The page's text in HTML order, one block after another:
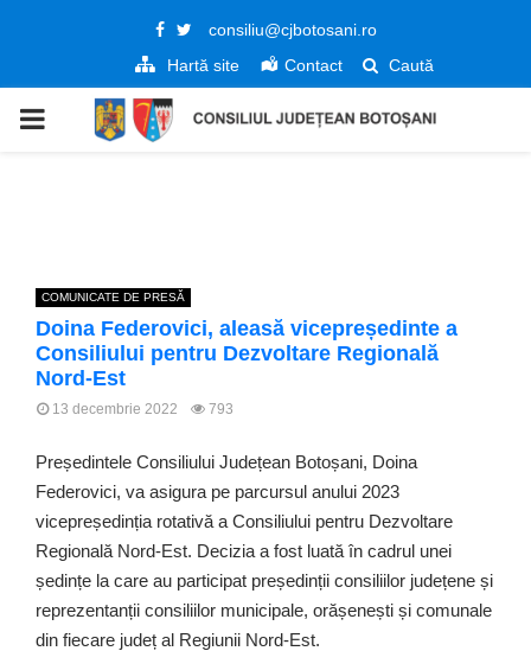
Facebook
Twitter
consiliu@cjbotosani.ro
Hartă site
Contact Caută
PRIMARY
COMUNICATE DE PRESĂ
Doina Federovici, aleasă vicepreședinte a
Consiliului pentru Dezvoltare Regională
Nord-Est
13 decembrie 2022 793
Președintele Consiliului Județean Botoșani, Doina
Federovici, va asigura pe parcursul anului 2023
vicepreședinția rotativă a Consiliului pentru Dezvoltare
Regională Nord-Est. Decizia a fost luată în cadrul unei
ședințe la care au participat președinții consiliilor județene și
reprezentanții consiliilor municipale, orășenești și comunale
din fiecare județ al Regiunii Nord-Est.